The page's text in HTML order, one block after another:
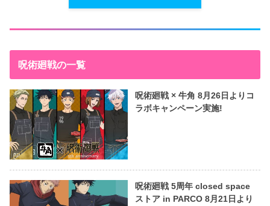
呪術廻戦の一覧
呪術廻戦 × 牛角 8月26日よりコ
ラボキャンペーン実施!
呪術廻戦 5周年 closed space
ストア in PARCO 8月21日より